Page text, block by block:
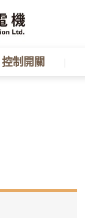
控制開關